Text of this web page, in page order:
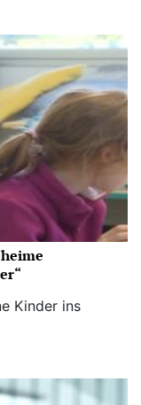
Kinder ins